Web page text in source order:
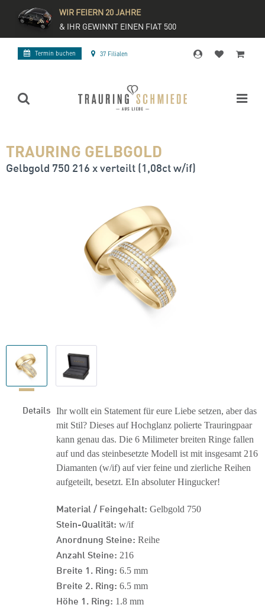
WIR FEIERN 20 JAHRE
& IHR GEWINNT EINEN FIAT 500
Termin buchen 37 Filialen
TRAURING GELBGOLD
Gelbgold 750 216 x verteilt (1,08ct w/if)
Details Ihr wollt ein Statement für eure Liebe setzen, aber das
mit Stil? Dieses auf Hochglanz polierte Trauringpaar
kann genau das. Die 6 Milimeter breiten Ringe fallen
auf und das steinbesetzte Modell ist mit insgesamt 216
Diamanten (w/if) auf vier feine und zierliche Reihen
aufgeteilt, besetzt. EIn absoluter Hingucker!
Material / Feingehalt: Gelbgold 750
Stein-Qualität: w/if
Anordnung Steine: Reihe
Anzahl Steine: 216
Breite 1. Ring: 6.5 mm
Breite 2. Ring: 6.5 mm
Höhe 1. Ring: 1.8 mm